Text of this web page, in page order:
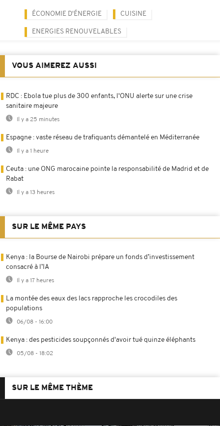
ÉCONOMIE D'ÉNERGIE CUISINE
ENERGIES RENOUVELABLES
VOUS AIMEREZ AUSSI
RDC : Ebola tue plus de 300 enfants, l'ONU alerte sur une crise
sanitaire majeure
Il y a 25 minutes
Espagne : vaste réseau de trafiquants démantelé en Méditerranée
Il y a 1 heure
Ceuta : une ONG marocaine pointe la responsabilité de Madrid et de
Rabat
Il y a 13 heures
SUR LE MÊME PAYS
Kenya : la Bourse de Nairobi prépare un fonds d’investissement
consacré à l’IA
Il y a 17 heures
La montée des eaux des lacs rapproche les crocodiles des
populations
06/08 - 16:00
Kenya : des pesticides soupçonnés d'avoir tué quinze éléphants
05/08 - 18:02
SUR LE MÊME THÈME